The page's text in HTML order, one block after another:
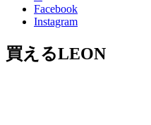
Facebook
Instagram
買えるLEON